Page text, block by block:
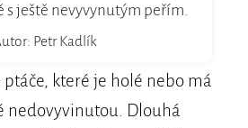
ještě nevyvynutým peřím.
Petr Kadlík
které je holé nebo má
nedovyvinutou. Dlouhá